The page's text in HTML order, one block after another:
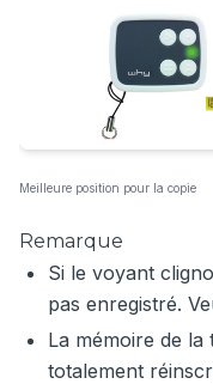
Meilleure position pour la copie
Remarque
Si le voyant
pas enregistré.
La mémoire de la
totalement